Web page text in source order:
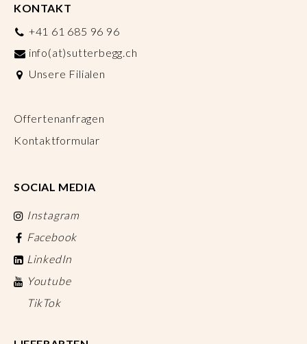
KONTAKT
+41 61 685 96 96
info(at)sutterbegg.ch
Unsere Filialen
Offertenanfragen
Kontaktformular
SOCIAL MEDIA
Instagram
Facebook
LinkedIn
Youtube
TikTok